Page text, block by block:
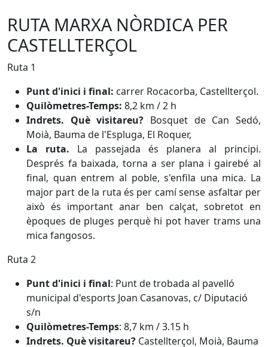
RUTA MARXA NÒRDICA PER
CASTELLTERÇOL
Ruta 1
Punt d'inici i final: carrer Rocacorba, Castellterçol.
Quilòmetres-Temps: 8,2 km / 2 h
Indrets. Què visitareu? Bosquet de Can Sedó,
Moià, Bauma de l'Espluga, El Roquer,
La ruta. La passejada és planera al principi.
Després fa baixada, torna a ser plana i gairebé al
final, quan entrem al poble, s'enfila una mica. La
major part de la ruta és per camí sense asfaltar per
això és important anar ben calçat, sobretot en
èpoques de pluges perquè hi pot haver trams una
mica fangosos.
Ruta 2
Punt d'inici i final: Punt de trobada al pavelló
municipal d'esports Joan Casanovas, c/ Diputació
s/n
Quilòmetres-Temps: 8,7 km / 3.15 h
Indrets. Què visitareu? Castellterçol, Moià, Bauma